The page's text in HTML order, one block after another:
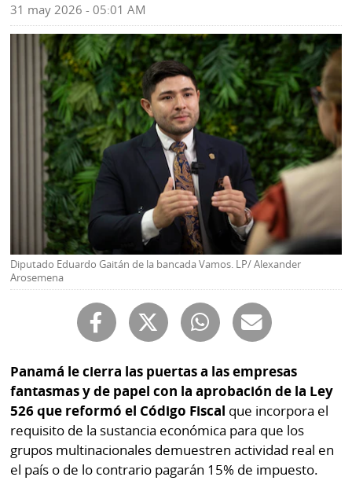
Ponle
la
Firma
Fe
de
erratas
Historias
SERVICIOS
Paper
Buscador
Comunicados
Catálogos
Kiosko
digital
Luctuosas
Contenido
de
marcas
RSS
Temas
Autores
al
lector
Buenas
prácticas
31 may 2026 - 05:01 AM
Diputado Eduardo Gaitán de la bancada Vamos. LP/ Alexander
Arosemena
Panamá le cierra las puertas a las empresas
fantasmas y de papel con la aprobación de la Ley
526 que reformó el Código Fiscal que incorpora el
requisito de la sustancia económica para que los
grupos multinacionales demuestren actividad real en
el país o de lo contrario pagarán 15% de impuesto.